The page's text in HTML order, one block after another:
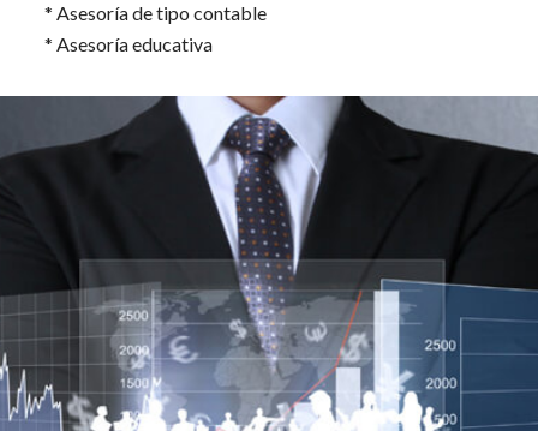
* Asesoría de tipo contable
* Asesoría educativa